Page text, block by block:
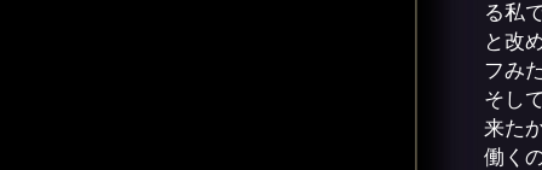
る私
と改
フみ
そし
来た
働く